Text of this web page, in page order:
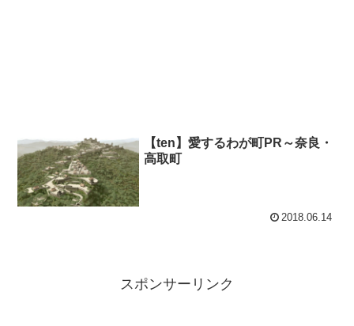
【ten】愛するわが町PR～奈良・
高取町
2018.06.14
スポンサーリンク